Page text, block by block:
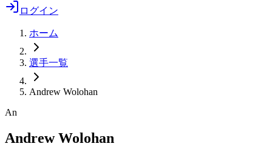
ログイン
ホーム
選手一覧
Andrew Wolohan
An
Andrew Wolohan